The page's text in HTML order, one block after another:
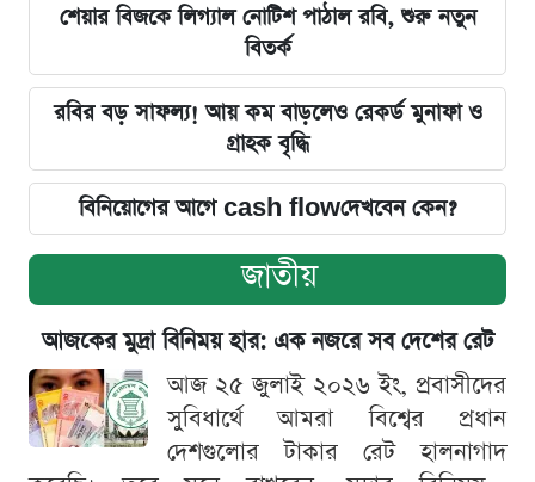
শেয়ার বিজকে লিগ্যাল নোটিশ পাঠাল রবি, শুরু নতুন
বিতর্ক
রবির বড় সাফল্য! আয় কম বাড়লেও রেকর্ড মুনাফা ও
গ্রাহক বৃদ্ধি
বিনিয়োগের আগে cash flowদেখবেন কেন?
জাতীয়
আজকের মুদ্রা বিনিময় হার: এক নজরে সব দেশের রেট
আজ ২৫ জুলাই ২০২৬ ইং, প্রবাসীদের
সুবিধার্থে আমরা বিশ্বের প্রধান
দেশগুলোর টাকার রেট হালনাগাদ